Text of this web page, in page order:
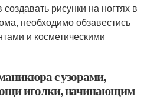
рисунки на ногтях в
необходимо обзавестись
и косметическими
с узорами,
иголки, начинающим